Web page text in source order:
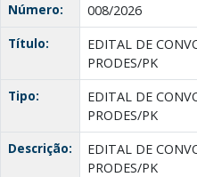
Número:
008/2026
Título:
EDITAL DE
PRODES/PK
Tipo:
EDITAL DE
PRODES/PK
Descrição:
EDITAL DE
PRODES/PK